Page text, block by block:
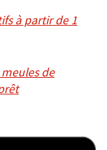
à partir de 1
de